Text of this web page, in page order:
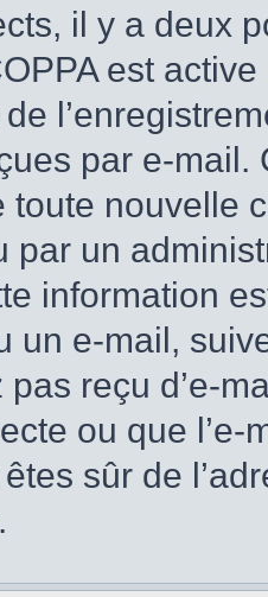
il y a deux
est
par e-
toute nouvelle
par un
information
un e-mail,
pas reçu d’e-
ou que
sûr de